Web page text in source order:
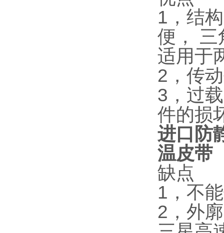
1，结
便， 三
适用于
2，传
3，过
件的损
进口防
温皮带
缺点
1，不
2，外